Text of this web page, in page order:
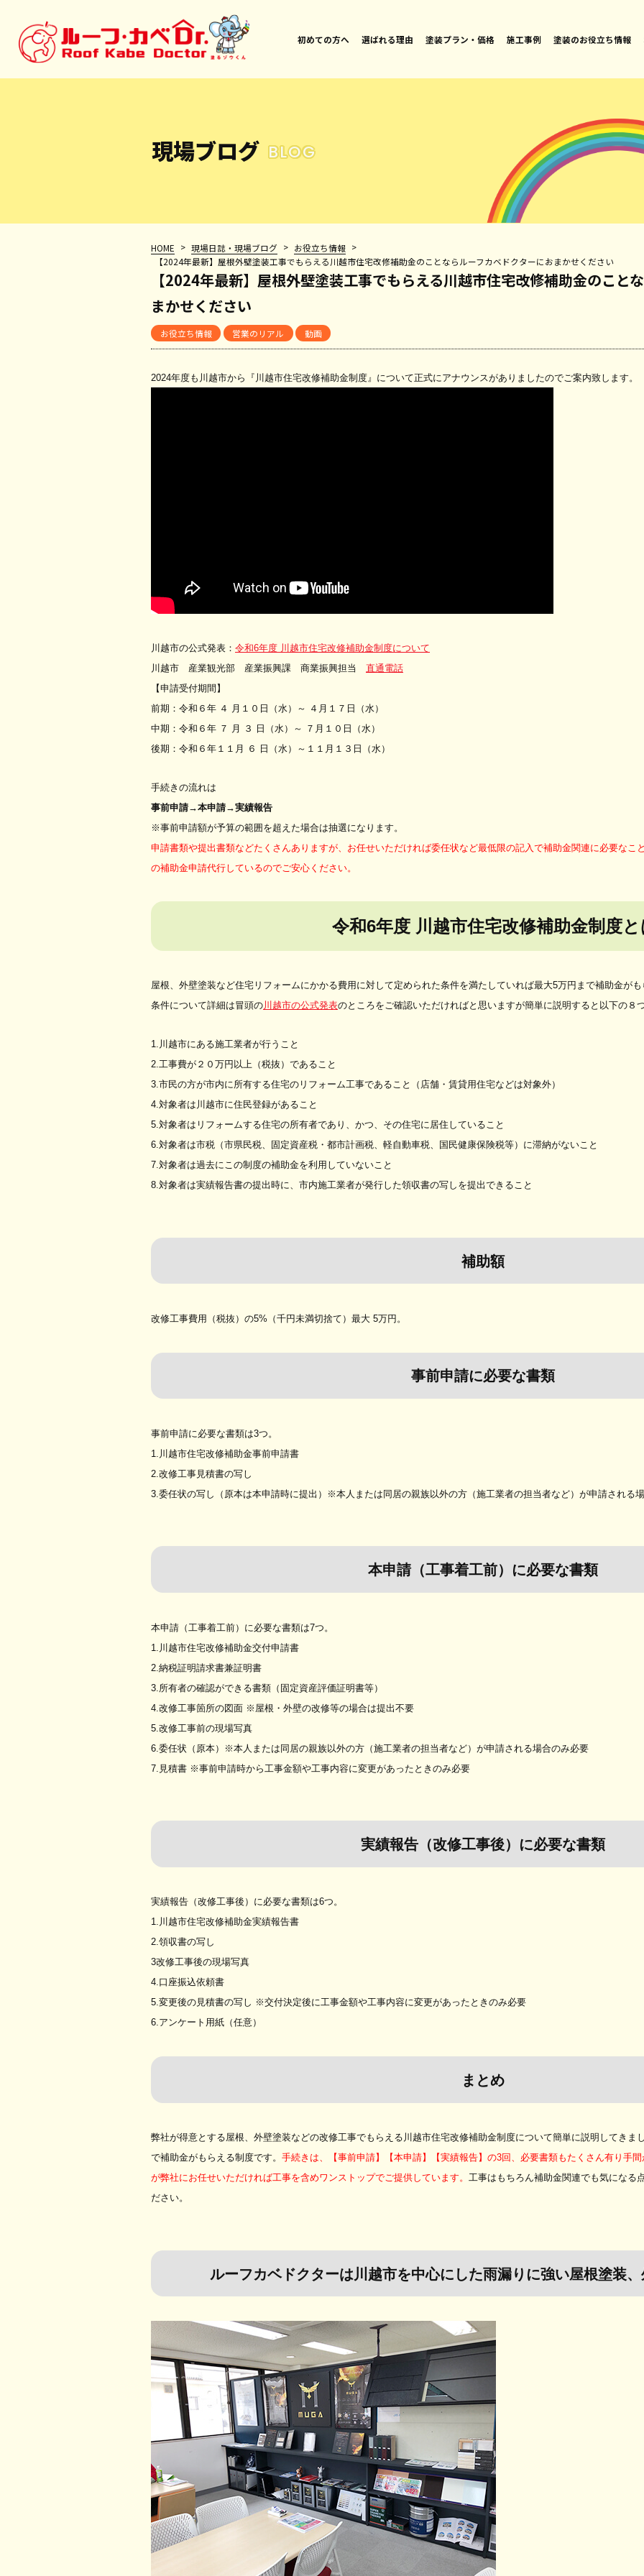
初めての方へ 選ばれる理由 塗装プラン・価格 施工事例 塗装のお役立ち情報
現場ブログ BLOG
HOME > 現場日誌・現場ブログ > お役立ち情報 >
【2024年最新】屋根外壁塗装工事でもらえる川越市住宅改修補助金のことならルーフカベドクターにおまかせください
【2024年最新】屋根外壁塗装工事でもらえる川越市住宅改修補助金のこと
まかせください
お役立ち情報 営業のリアル 動画
2024年度も川越市から『川越市住宅改修補助金制度』について正式にアナウンスがありましたのでご案内致します。
川越市の公式発表： 令和6年度 川越市住宅改修補助金制度について
川越市 産業観光部 産業振興課 商業振興担当 直通電話
【申請受付期間】
前期：令和６年 ４ 月１０日（水）～ ４月１７日（水）
中期：令和６年 ７ 月 ３ 日（水）～ ７月１０日（水）
後期：令和６年１１月 ６ 日（水）～１１月１３日（水）
手続きの流れは
事前申請→本申請→実績報告
※事前申請額が予算の範囲を超えた場合は抽選になります。
申請書類や提出書類などたくさんありますが、お任せいただければ委任状など最低限の記入で補助金関連に必要なこ
の補助金申請代行しているのでご安心ください。
令和6年度 川越市住宅改修補助金制度と
屋根、外壁塗装など住宅リフォームにかかる費用に対して定められた条件を満たしていれば最大5万円まで補助金がも
条件について詳細は冒頭の川越市の公式発表のところをご確認いただければと思いますが簡単に説明すると以下の８
1.川越市にある施工業者が行うこと
2.工事費が２０万円以上（税抜）であること
3.市民の方が市内に所有する住宅のリフォーム工事であること（店舗・賃貸用住宅などは対象外）
4.対象者は川越市に住民登録があること
5.対象者はリフォームする住宅の所有者であり、かつ、その住宅に居住していること
6.対象者は市税（市県民税、固定資産税・都市計画税、軽自動車税、国民健康保険税等）に滞納がないこと
7.対象者は過去にこの制度の補助金を利用していないこと
8.対象者は実績報告書の提出時に、市内施工業者が発行した領収書の写しを提出できること
補助額
改修工事費用（税抜）の5%（千円未満切捨て）最大 5万円。
事前申請に必要な書類
事前申請に必要な書類は3つ。
1.川越市住宅改修補助金事前申請書
2.改修工事見積書の写し
3.委任状の写し（原本は本申請時に提出）※本人または同居の親族以外の方（施工業者の担当者など）が申請される
本申請（工事着工前）に必要な書類
本申請（工事着工前）に必要な書類は7つ。
1.川越市住宅改修補助金交付申請書
2.納税証明請求書兼証明書
3.所有者の確認ができる書類（固定資産評価証明書等）
4.改修工事箇所の図面 ※屋根・外壁の改修等の場合は提出不要
5.改修工事前の現場写真
6.委任状（原本）※本人または同居の親族以外の方（施工業者の担当者など）が申請される場合のみ必要
7.見積書 ※事前申請時から工事金額や工事内容に変更があったときのみ必要
実績報告（改修工事後）に必要な書類
実績報告（改修工事後）に必要な書類は6つ。
1.川越市住宅改修補助金実績報告書
2.領収書の写し
3改修工事後の現場写真
4.口座振込依頼書
5.変更後の見積書の写し ※交付決定後に工事金額や工事内容に変更があったときのみ必要
6.アンケート用紙（任意）
まとめ
弊社が得意とする屋根、外壁塗装などの改修工事でもらえる川越市住宅改修補助金制度について簡単に説明してきま
で補助金がもらえる制度です。 手続きは、【事前申請】【本申請】【実績報告】の3回、必要書類もたくさん有り手
が弊社にお任せいただければ工事を含めワンストップでご提供しています。 工事はもちろん補助金関連でも気になる
ださい。
ルーフカベドクターは川越市を中心にした雨漏りに強い屋根塗装